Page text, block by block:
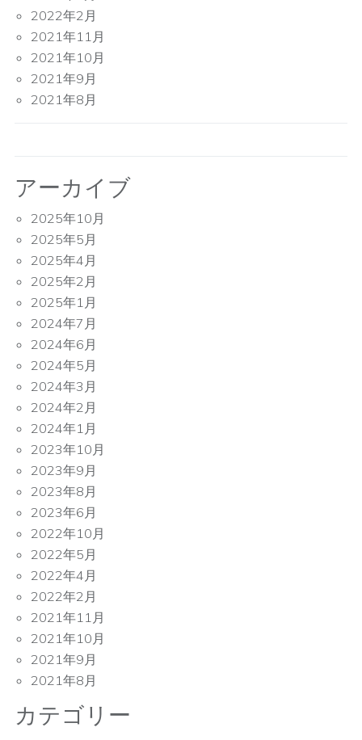
2022年2月
2021年11月
2021年10月
2021年9月
2021年8月
アーカイブ
2025年10月
2025年5月
2025年4月
2025年2月
2025年1月
2024年7月
2024年6月
2024年5月
2024年3月
2024年2月
2024年1月
2023年10月
2023年9月
2023年8月
2023年6月
2022年10月
2022年5月
2022年4月
2022年2月
2021年11月
2021年10月
2021年9月
2021年8月
カテゴリー